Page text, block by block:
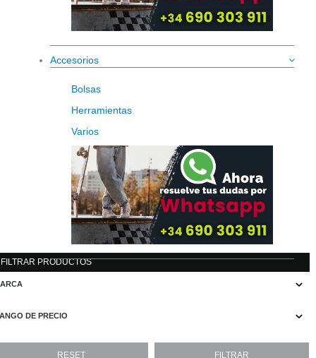
Accesorios
Bolsas
Herramientas
Varios
FILTRAR PRODUCTOS
DE PRECIO